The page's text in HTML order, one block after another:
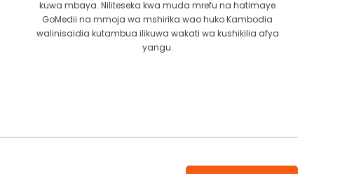
kuwa mbaya. Niliteseka kwa muda mrefu na hatimaye
GoMedii na mmoja wa mshirika wao huko Kambodia
walinisaidia kutambua ilikuwa wakati wa kushikilia afya
yangu.